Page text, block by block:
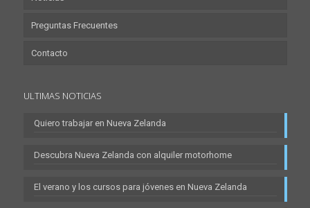
Preguntas Frecuentes
Contacto
ULTIMAS NOTICIAS
Quiero trabajar en Nueva Zelanda
Descubra Nueva Zelanda con alquiler motorhome
El verano y los cursos para jóvenes en Nueva Zelanda